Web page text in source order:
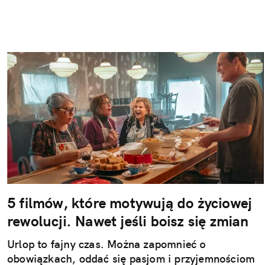
5 filmów, które motywują do życiowej
rewolucji. Nawet jeśli boisz się zmian
Urlop to fajny czas. Można zapomnieć o
obowiązkach, oddać się pasjom i przyjemnościom